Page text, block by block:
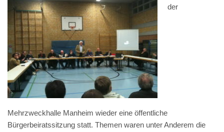
der
Mehrzweckhalle Manheim wieder eine öffentliche
Bürgerbeiratssitzung statt. Themen waren unter Anderem die